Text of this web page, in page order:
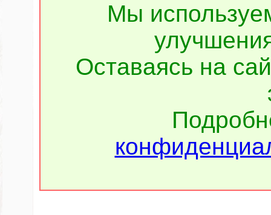
Мы
Оставаясь на